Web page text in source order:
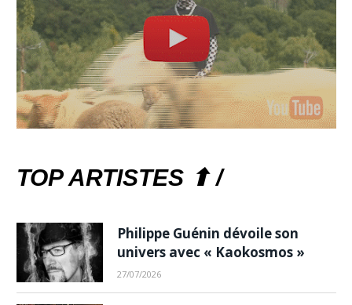
TOP ARTISTES ⬆ /
Philippe Guénin dévoile son
univers avec « Kaokosmos »
27/07/2026